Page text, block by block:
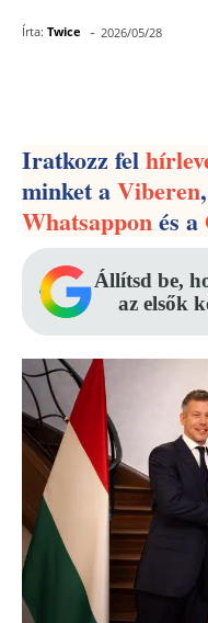
Írta: Twice - 2026/05/28
Iratkozz fel
minket aViberen
Whatsapponés a
Állítsd be,
az elsők